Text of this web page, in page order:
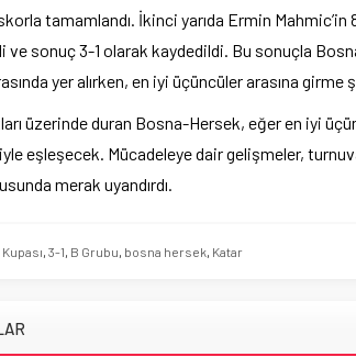
tamamlandı. İkinci yarıda Ermin
sonuç 3-1 olarak kaydedildi. Bu sonuçla
yer alırken, en iyi üçüncüler arasına girme
üzerinde duran Bosna-Hersek, eğer en iyi
eşleşecek. Mücadeleye dair gelişmeler,
merak uyandırdı.
3-1 B Grubu bosna hersek Katar